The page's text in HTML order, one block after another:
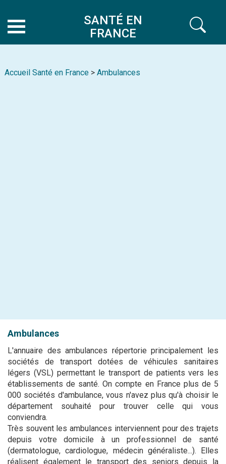
SANTÉ EN
FRANCE
Accueil Santé en France > Ambulances
Ambulances
L'annuaire des ambulances répertorie principalement les
sociétés de transport dotées de véhicules sanitaires
légers (VSL) permettant le transport de patients vers les
établissements de santé. On compte en France plus de 5
000 sociétés d'ambulance, vous n'avez plus qu'à choisir le
département souhaité pour trouver celle qui vous
conviendra.
Très souvent les ambulances interviennent pour des trajets
depuis votre domicile à un professionnel de santé
(dermatologue, cardiologue, médecin généraliste...). Elles
réalisent également le transport des seniors depuis la